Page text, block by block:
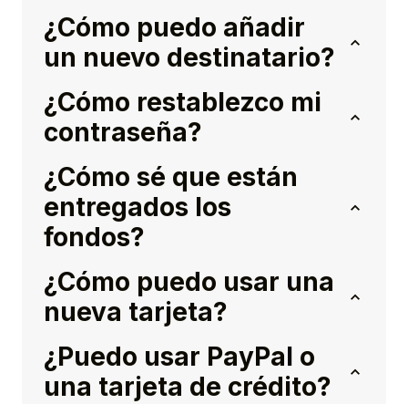
¿Cómo puedo añadir
un nuevo destinatario?
¿Cómo restablezco mi
contraseña?
¿Cómo sé que están
entregados los
fondos?
¿Cómo puedo usar una
nueva tarjeta?
¿Puedo usar PayPal o
una tarjeta de crédito?